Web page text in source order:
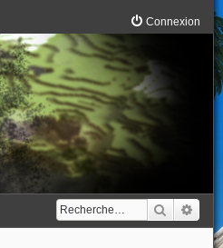
Connexion
Rechercher